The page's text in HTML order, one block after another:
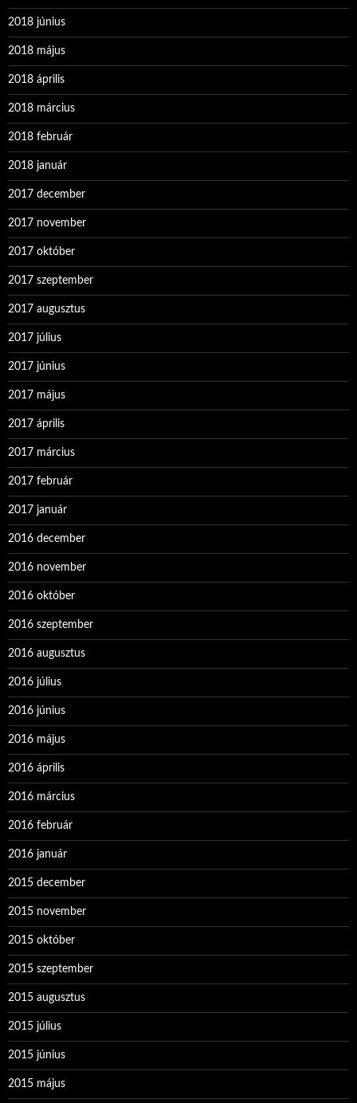
2018 június
2018 május
2018 április
2018 március
2018 február
2018 január
2017 december
2017 november
2017 október
2017 szeptember
2017 augusztus
2017 július
2017 június
2017 május
2017 április
2017 március
2017 február
2017 január
2016 december
2016 november
2016 október
2016 szeptember
2016 augusztus
2016 július
2016 június
2016 május
2016 április
2016 március
2016 február
2016 január
2015 december
2015 november
2015 október
2015 szeptember
2015 augusztus
2015 július
2015 június
2015 május